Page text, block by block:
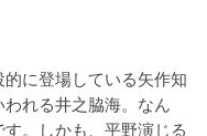
的に登場している矢作知
れる井之脇海。なん
。しかも、平野演じる